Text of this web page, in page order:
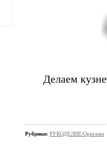
Делаем
Рубрики: РУКОДЕЛИЕ/Оригами